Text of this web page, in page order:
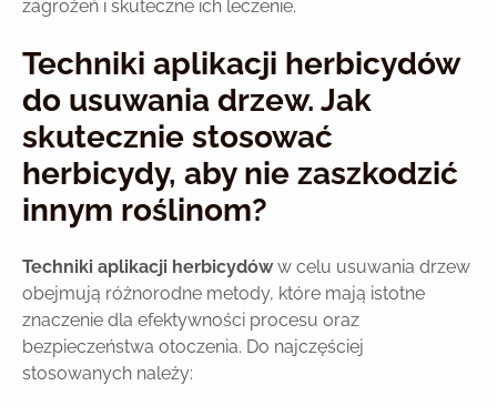
zagrożeń i skuteczne ich leczenie.
Techniki aplikacji herbicydów
do usuwania drzew. Jak
skutecznie stosować
herbicydy, aby nie zaszkodzić
innym roślinom?
Techniki aplikacji herbicydóww celu usuwania drzew
obejmują różnorodne metody, które mają istotne
znaczenie dla efektywności procesu oraz
bezpieczeństwa otoczenia. Do najczęściej
stosowanych należy: